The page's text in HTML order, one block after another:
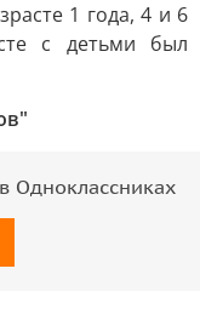
1 года, 4 и 6
с детьми был
Одноклассниках